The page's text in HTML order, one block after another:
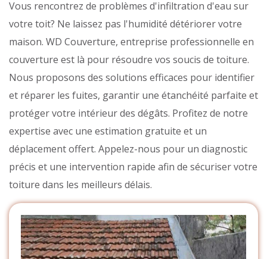
Vous rencontrez de problèmes d'infiltration d'eau sur
votre toit? Ne laissez pas l'humidité détériorer votre
maison. WD Couverture, entreprise professionnelle en
couverture est là pour résoudre vos soucis de toiture.
Nous proposons des solutions efficaces pour identifier
et réparer les fuites, garantir une étanchéité parfaite et
protéger votre intérieur des dégâts. Profitez de notre
expertise avec une estimation gratuite et un
déplacement offert. Appelez-nous pour un diagnostic
précis et une intervention rapide afin de sécuriser votre
toiture dans les meilleurs délais.